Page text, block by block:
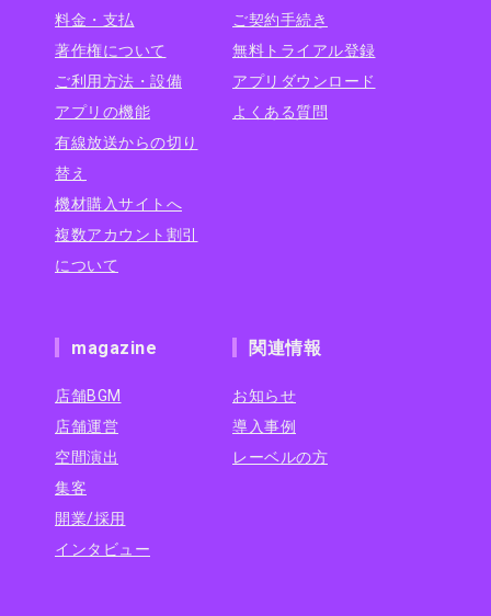
料金・支払
著作権について
ご利用方法・設備
アプリの機能
有線放送からの切り
替え
機材購入サイトへ
複数アカウント割引
について
ご契約手続き
無料トライアル登録
アプリダウンロード
よくある質問
magazine
店舗BGM
店舗運営
空間演出
集客
開業/採用
インタビュー
関連情報
お知らせ
導入事例
レーベルの方